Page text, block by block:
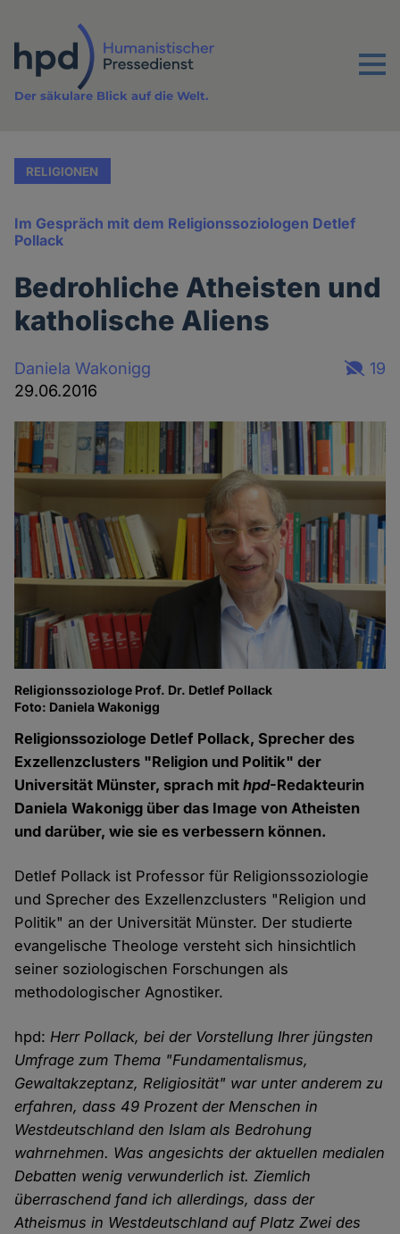
Inhalt
Menu
Der säkulare Blick auf die Welt.
RELIGIONEN
Im Gespräch mit dem Religionssoziologen Detlef
Pollack
Bedrohliche Atheisten und
katholische Aliens
Daniela Wakonigg
29.06.2016
19
Religionssoziologe Prof. Dr. Detlef Pollack
Foto: Daniela Wakonigg
Religionssoziologe Detlef Pollack, Sprecher des
Exzellenzclusters "Religion und Politik" der
Universität Münster, sprach mithpd-Redakteurin
Daniela Wakonigg über das Image von Atheisten
und darüber, wie sie es verbessern können.
Detlef Pollack ist Professor für Religionssoziologie
und Sprecher des Exzellenzclusters "Religion und
Politik" an der Universität Münster. Der studierte
evangelische Theologe versteht sich hinsichtlich
seiner soziologischen Forschungen als
methodologischer Agnostiker.
hpd:Herr Pollack, bei der Vorstellung Ihrer jüngsten
Umfrage zum Thema "Fundamentalismus,
Gewaltakzeptanz, Religiosität" war unter anderem zu
erfahren, dass 49 Prozent der Menschen in
Westdeutschland den Islam als Bedrohung
wahrnehmen. Was angesichts der aktuellen medialen
Debatten wenig verwunderlich ist. Ziemlich
überraschend fand ich allerdings, dass der
Atheismus in Westdeutschland auf Platz Zwei des